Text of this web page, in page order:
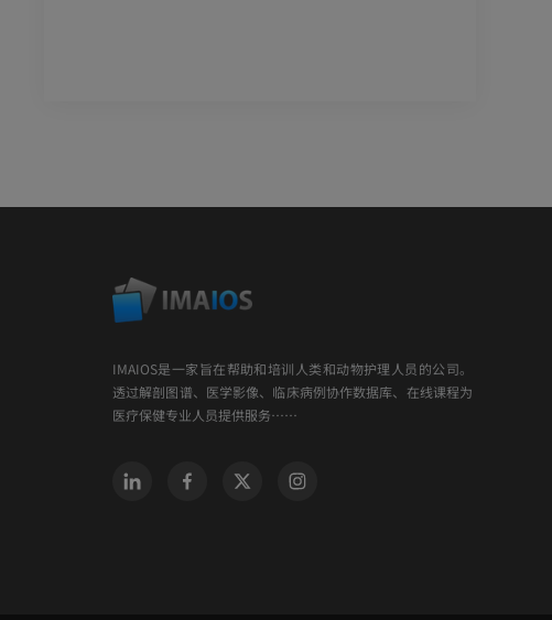
IMAIOS是一家旨在帮助和培训人类和动物护理人员的公司。
透过解剖图谱、医学影像、临床病例协作数据库、在线课程为
医疗保健专业人员提供服务……